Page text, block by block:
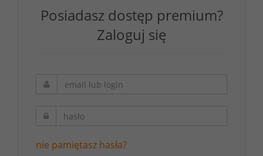
Posiadasz dostęp premium?
Zaloguj się
nie pamiętasz hasła?